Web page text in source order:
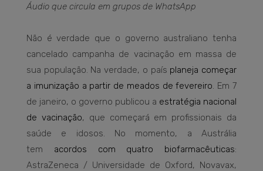
Áudio que circula em grupos de WhatsApp
Não é verdade que o governo australiano tenha
cancelado campanha de vacinação em massa de
sua população. Na verdade, o país planeja começar
a imunização a partir de meados de fevereiro. Em 7
de janeiro, o governo publicou a estratégia nacional
de vacinação, que começará em profissionais da
saúde e idosos. No momento, a Austrália
tem acordos com quatro biofarmacêuticas:
AstraZeneca / Universidade de Oxford, Novavax,